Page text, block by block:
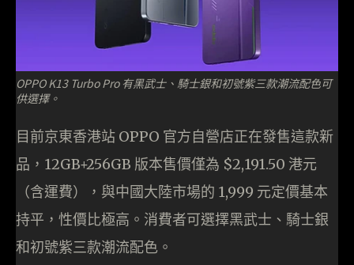
OPPO K13 Turbo Pro 有黑武士、騎士銀和初號紫三款潮流配色可
供選擇。
目前京東香港站 OPPO 官方自營店正在發售這款新
品，12GB+256GB 版本售價僅為 $2,191.50 港元
（含運費），與中國大陸市場的 1,999 元定價基本
持平，性價比極高。消費者可選擇黑武士、騎士銀
和初號紫三款潮流配色。